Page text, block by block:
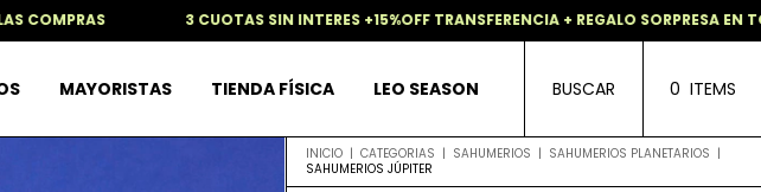
SIN INTERES +15%OFF TRANSFERENCIA + REGALO SORPRESA EN TODAS LAS COMPRAS
MAYORISTAS TIENDA FÍSICA LEO SEASON BUSCAR 0 ITEMS
INICIO | CATEGORIAS | SAHUMERIOS | SAHUMERIOS PLANETARIOS |
SAHUMERIOS JÚPITER